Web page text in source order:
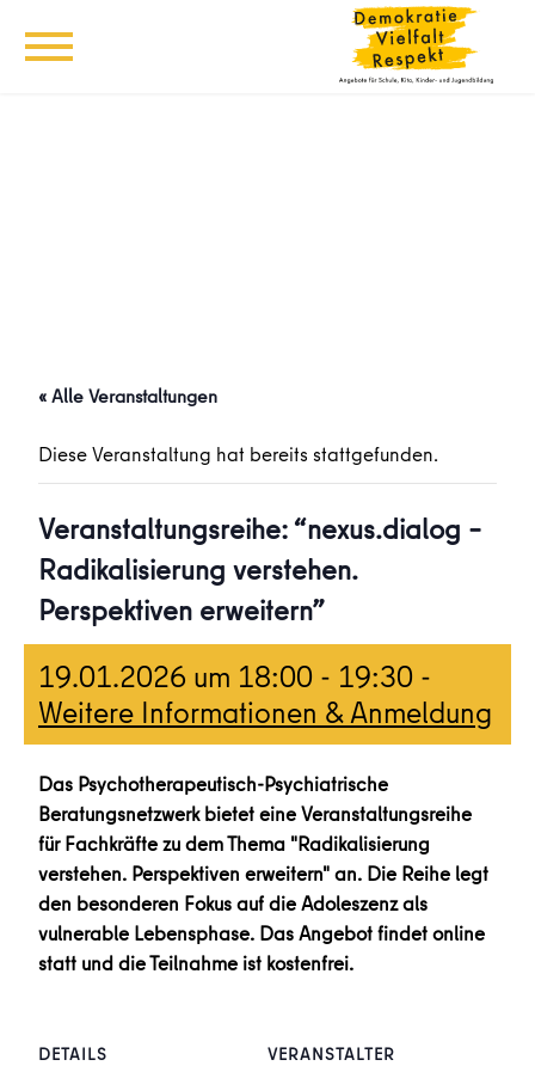
« Alle Veranstaltungen
Diese Veranstaltung hat bereits stattgefunden.
Veranstaltungsreihe: “nexus.dialog –
Radikalisierung verstehen.
Perspektiven erweitern”
19.01.2026 um 18:00 - 19:30 -
Weitere Informationen & Anmeldung
Das Psychotherapeutisch-Psychiatrische
Beratungsnetzwerk bietet eine Veranstaltungsreihe
für Fachkräfte zu dem Thema "Radikalisierung
verstehen. Perspektiven erweitern" an. Die Reihe legt
den besonderen Fokus auf die Adoleszenz als
vulnerable Lebensphase. Das Angebot findet online
statt und die Teilnahme ist kostenfrei.
DETAILS
VERANSTALTER